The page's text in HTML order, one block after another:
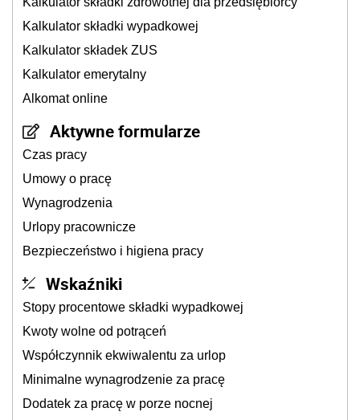
Kalkulator składki wypadkowej
Kalkulator składek ZUS
Kalkulator emerytalny
Alkomat online
Aktywne formularze
Czas pracy
Umowy o pracę
Wynagrodzenia
Urlopy pracownicze
Bezpieczeństwo i higiena pracy
Wskaźniki
Stopy procentowe składki wypadkowej
Kwoty wolne od potrąceń
Współczynnik ekwiwalentu za urlop
Minimalne wynagrodzenie za pracę
Dodatek za pracę w porze nocnej